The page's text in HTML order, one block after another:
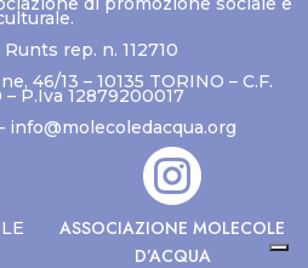
rep. n. 112710
46/13 – 10135 TORINO – C.F.
P.Iva 12879200017
info@molecoledacqua.org

ASSOCIAZIONE MOLECOLE
D’ACQUA